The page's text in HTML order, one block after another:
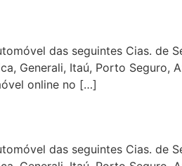
das seguintes Cias. de
Generali, Itaú, Porto Seguro,
online no […]
das seguintes Cias. de